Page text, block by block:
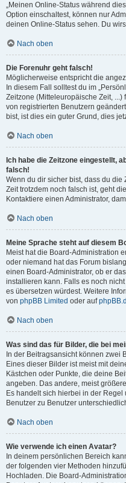
„Meinen Online-Status während
Option einschaltest, können nur
deinen Online-Status sehen. Du
Nach oben
Die Forenuhr geht falsch!
Möglicherweise entspricht die
In diesem Fall solltest du im
Zeitzone (Mitteleuropäische Zeit,
von registrierten Benutzern
bist, ist dies ein guter Grund, dies
Nach oben
Ich habe die Zeitzone eingestellt,
falsch!
Wenn du dir sicher bist, dass du
Zeit trotzdem noch falsch ist, geht
Kontaktiere einen Administrator,
Nach oben
Meine Sprache steht auf diesem
Meist hat die Board-Administration
oder niemand hat das Forum
einen Board-Administrator, ob er
installieren kann. Falls es noch
es übersetzen würdest. Weitere
von phpBB Limited oder auf
Nach oben
Was sind das für Bilder, die bei
In der Beitragsansicht können zwei
Eines dieser Bilder ist meist mit
Kästchen oder Punkte, die deine
angeben. Das andere, meist
Es handelt sich hierbei in der
Benutzer zu Benutzer
Nach oben
Wie verwende ich einen Avatar?
In deinem persönlichen Bereich
der folgenden vier Methoden
Hochladen. Die Board-